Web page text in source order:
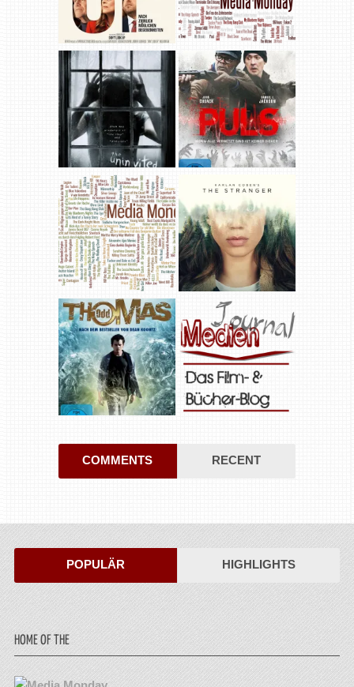
COMMENTS RECENT
POPULÄR HIGHLIGHTS
HOME OF THE